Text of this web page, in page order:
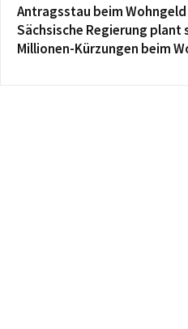
Antragsstau beim Wohngeld
Sächsische Regierung plant
Millionen-Kürzungen beim